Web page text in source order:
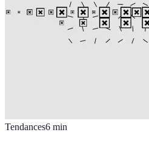
Tendances6 min